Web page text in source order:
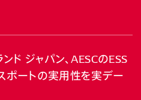
ド ジャパン、AESCのESS
ポートの実用性を実デー